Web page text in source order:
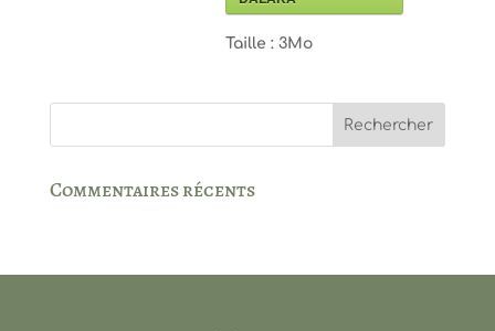
Taille : 3Mo
Commentaires récents